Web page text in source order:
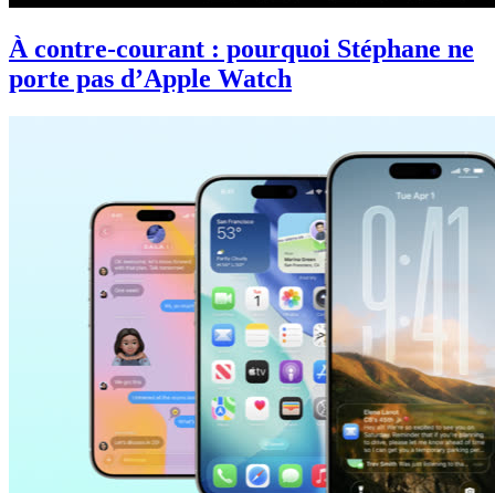
À contre-courant : pourquoi Stéphane ne
porte pas d’Apple Watch